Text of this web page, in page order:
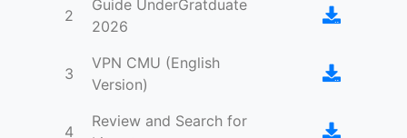
2
Guide UnderGratduate
2026
3
VPN CMU (English
Version)
4
Review and Search for